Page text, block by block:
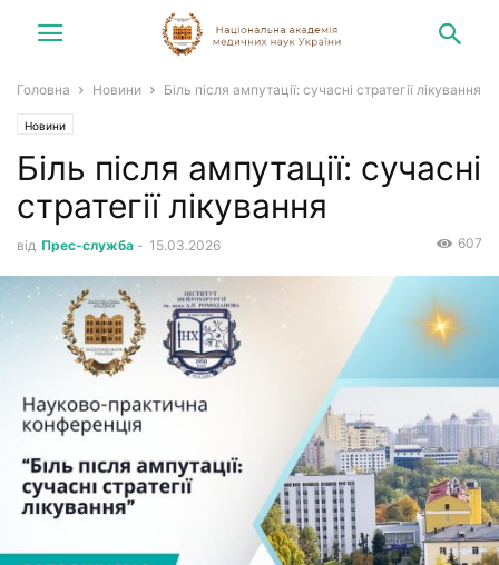
Головна Новини Біль після ампутації: сучасні стратегії лікування
Новини
Біль після ампутації: сучасні
стратегії лікування
від Прес-служба - 15.03.2026 607